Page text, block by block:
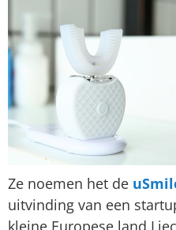
Ze noemen het de
uitvinding van een
kleine Europese land